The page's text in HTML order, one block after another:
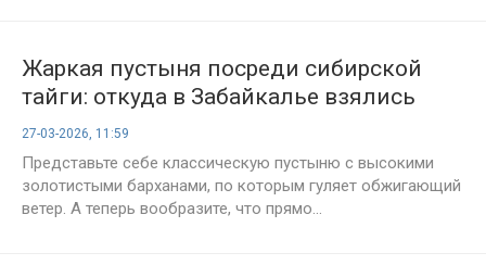
Жаркая пустыня посреди сибирской
тайги: откуда в Забайкалье взялись
песчаные барханы?
27-03-2026, 11:59
Представьте себе классическую пустыню с высокими
золотистыми барханами, по которым гуляет обжигающий
ветер. А теперь вообразите, что прямо...